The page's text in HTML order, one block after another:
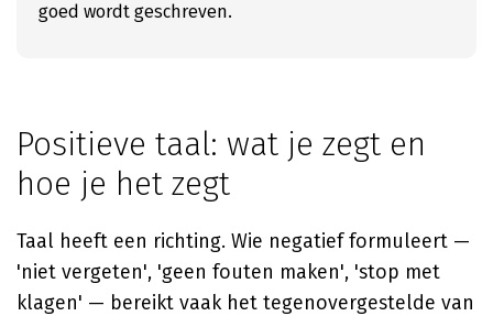
goed wordt geschreven.
Positieve taal: wat je zegt en
hoe je het zegt
Taal heeft een richting. Wie negatief formuleert —
'niet vergeten', 'geen fouten maken', 'stop met
klagen' — bereikt vaak het tegenovergestelde van